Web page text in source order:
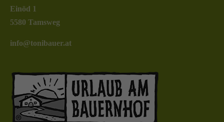
Einöd 1
5580 Tamsweg
info@tonibauer.at